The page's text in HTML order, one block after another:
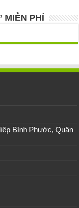
MIỄN PHÍ
Bình Phước, Quận